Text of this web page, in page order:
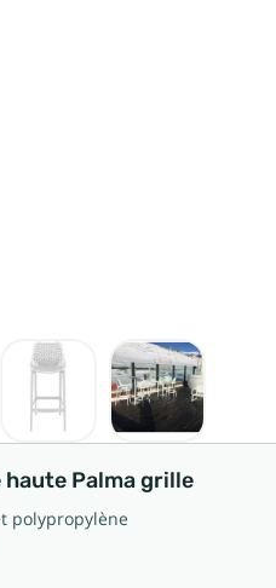
Palma grille
polypropylène